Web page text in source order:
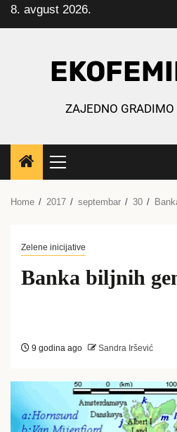
Skip
to
8. avgust 2026.
ZAJEDNO GRADIMO
Primary
Menu
Home 2017 septembar 30
Zelene inicijative
Banka biljnih
9 godina ago Sandra Iršević